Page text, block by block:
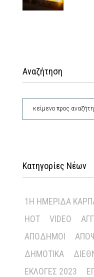
Αναζήτηση
Κατηγορίες Νέων
1Η ΗΜΕΡΊΔΑ
HOT
VIDEO
ΑΠΌΔΗΜΟΙ
ΔΗΜΟΤΙΚΆ
ΕΚΛΟΓΈΣ 2023